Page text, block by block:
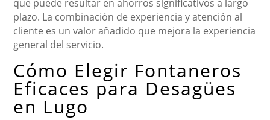
que puede resultar en ahorros significativos a largo
plazo. La combinación de experiencia y atención al
cliente es un valor añadido que mejora la experiencia
general del servicio.
Cómo Elegir Fontaneros
Eficaces para Desagües
en Lugo